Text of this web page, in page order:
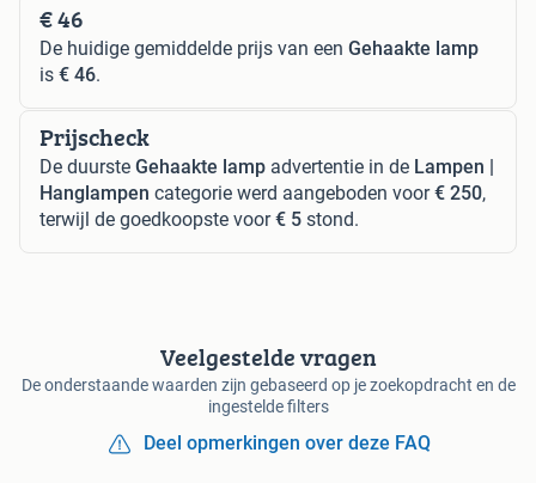
€ 46
De huidige gemiddelde prijs van een Gehaakte lamp
is € 46.
Prijscheck
De duurste Gehaakte lamp advertentie in de Lampen |
Hanglampen categorie werd aangeboden voor€ 250,
terwijl de goedkoopste voor€ 5 stond.
Veelgestelde vragen
De onderstaande waarden zijn gebaseerd op je zoekopdracht en de
ingestelde filters
Deel opmerkingen over deze FAQ